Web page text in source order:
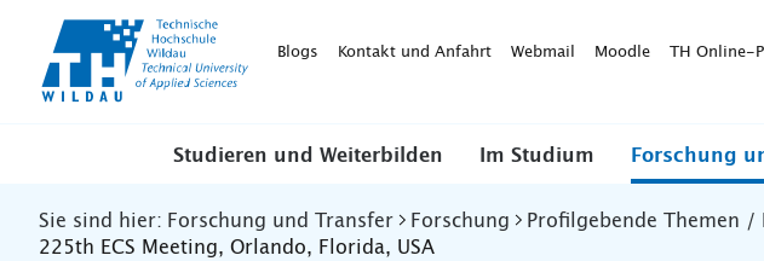
WildauBlogs Kontakt und Anfahrt Webmail Moodle TH Online-
Studieren und Weiterbilden Im Studium Forschung
Sie sind hier: Forschung und Transfer Forschung Profilgebende Themen
225th ECS Meeting, Orlando, Florida, USA